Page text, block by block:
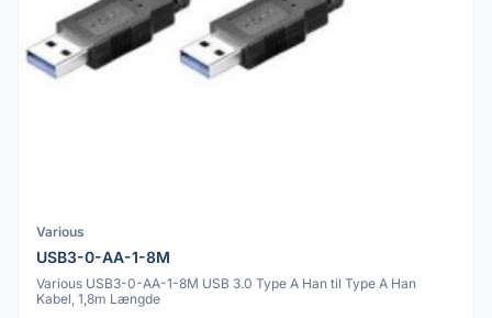
Various
USB3-0-AA-1-8M
Various USB3-0-AA-1-8M USB 3.0 Type A Han til Type A Han
Kabel, 1,8m Længde